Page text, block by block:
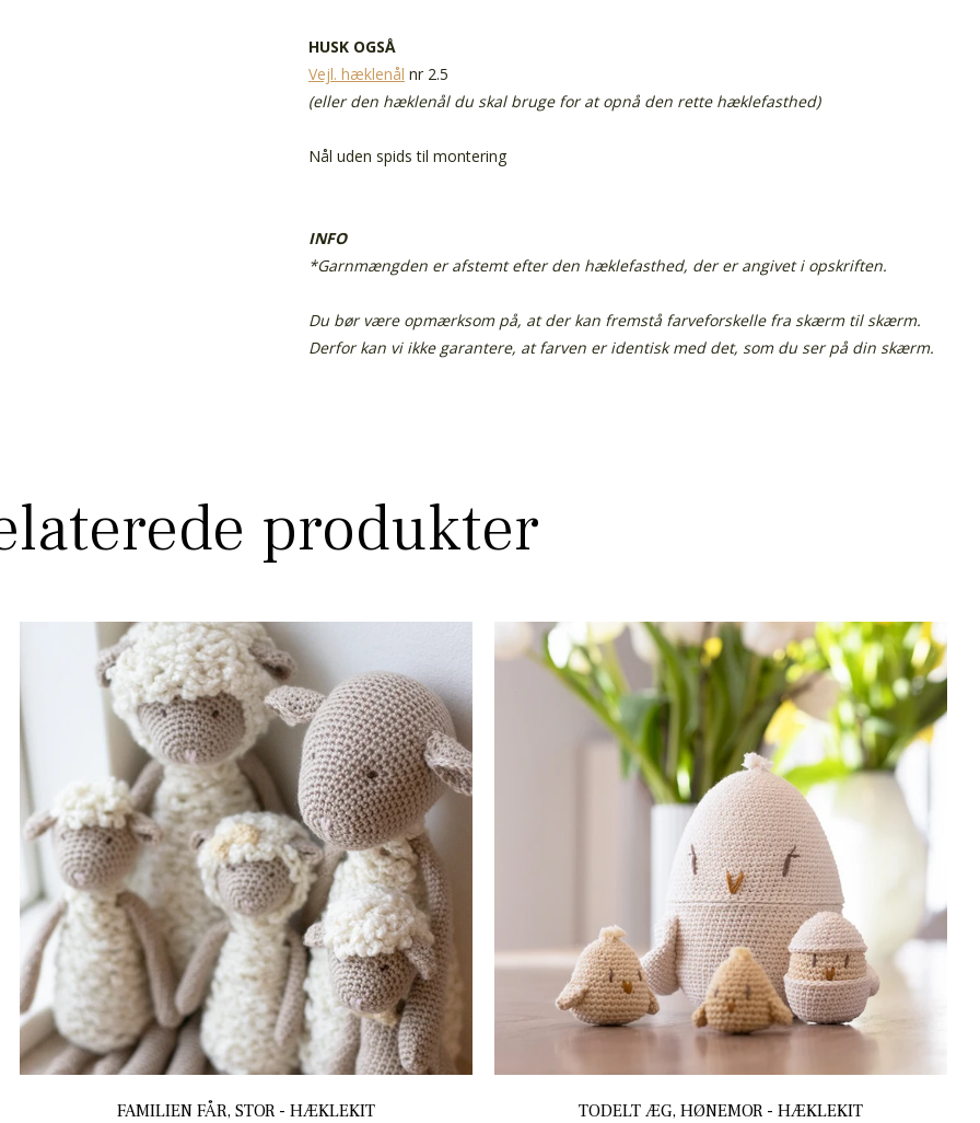
HUSK OGSÅ
Vejl. hæklenål nr 2.5
(eller den hæklenål du skal bruge for at opnå den rette hæklefasthed)
Nål uden spids til montering
INFO
*Garnmængden er afstemt efter den hæklefasthed, der er angivet i opskriften.
Du bør være opmærksom på, at der kan fremstå farveforskelle fra skærm til skærm.
Derfor kan vi ikke garantere, at farven er identisk med det, som du ser på din skærm.
produkter
FAMILIEN FÅR, STOR - HÆKLEKIT TODELT ÆG, HØNEMOR - HÆKLEKIT